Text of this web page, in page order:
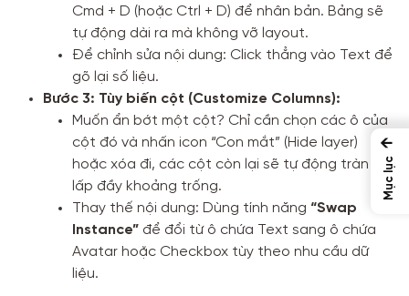
Cmd + D (hoặc Ctrl + D) để nhân bản. Bảng sẽ
tự động dài ra mà không vỡ layout.
Để chỉnh sửa nội dung: Click thẳng vào Text để
gõ lại số liệu.
Bước 3: Tùy biến cột (Customize Columns):
Muốn ẩn bớt một cột? Chỉ cần chọn các ô của
cột đó và nhấn icon “Con mắt” (Hide layer)
hoặc xóa đi, các cột còn lại sẽ tự động tràn ra
lấp đầy khoảng trống.
Thay thế nội dung: Dùng tính năng “Swap
Instance” để đổi từ ô chứa Text sang ô chứa
Avatar hoặc Checkbox tùy theo nhu cầu dữ
liệu.
←
Mục lục